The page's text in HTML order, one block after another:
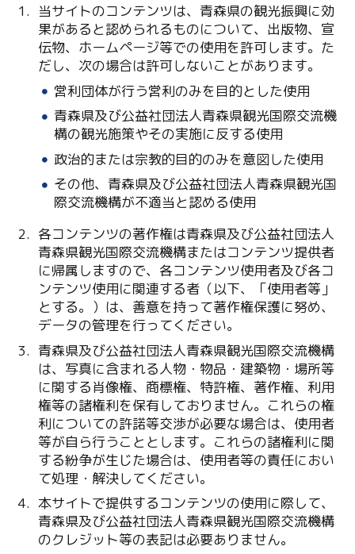
当サイトのコンテンツは、青森県の観光振興に効
果があると認められるものについて、出版物、宣
伝物、ホームページ等での使用を許可します。た
だし、次の場合は許可しないことがあります。
営利団体が行う営利のみを目的とした使用
青森県及び公益社団法人青森県観光国際交流機
構の観光施策やその実施に反する使用
政治的または宗教的目的のみを意図した使用
その他、青森県及び公益社団法人青森県観光国
際交流機構が不適当と認める使用
各コンテンツの著作権は青森県及び公益社団法人
青森県観光国際交流機構またはコンテンツ提供者
に帰属しますので、各コンテンツ使用者及び各コ
ンテンツ使用に関連する者（以下、「使用者等」
とする。）は、善意を持って著作権保護に努め、
データの管理を行ってください。
青森県及び公益社団法人青森県観光国際交流機構
は、写真に含まれる人物・物品・建築物・場所等
に関する肖像権、商標権、特許権、著作権、利用
権等の諸権利を保有しておりません。これらの権
利についての許諾等交渉が必要な場合は、使用者
等が自ら行うこととします。これらの諸権利に関
する紛争が生じた場合は、使用者等の責任におい
て処理・解決してください。
本サイトで提供するコンテンツの使用に際して、
青森県及び公益社団法人青森県観光国際交流機構
のクレジット等の表記は必要ありません。
Twitter
Facebook
Line
Copy URL